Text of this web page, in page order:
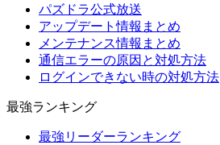
パズドラ公式放送
アップデート情報まとめ
メンテナンス情報まとめ
通信エラーの原因と対処方法
ログインできない時の対処方法
最強ランキング
最強リーダーランキング